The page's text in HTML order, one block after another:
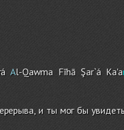
Al-Qawma Fīhā Şar`á Ka'a
и ты мог бы